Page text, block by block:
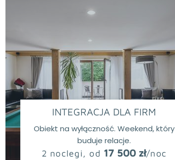
INTEGRACJA DLA FIRM
Obiekt na wyłączność. Weekend, który
buduje relacje.
2 noclegi, od 17 500 zł/noc